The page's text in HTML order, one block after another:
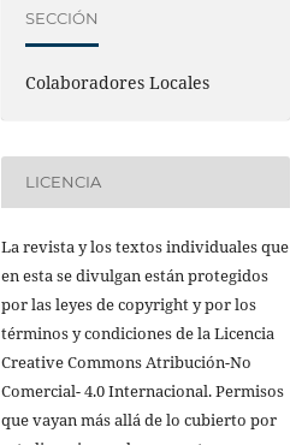
SECCIÓN
Colaboradores Locales
LICENCIA
La revista y los textos individuales que
en esta se divulgan están protegidos
por las leyes de copyright y por los
términos y condiciones de la Licencia
Creative Commons Atribución-No
Comercial- 4.0 Internacional. Permisos
que vayan más allá de lo cubierto por